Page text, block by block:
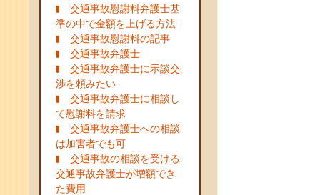
交通事故慰謝料弁護士基
準の中で金額を上げる方法
交通事故慰謝料の記事
交通事故弁護士
交通事故弁護士に示談交
渉を頼みたい
交通事故弁護士に相談し
て慰謝料を請求
交通事故弁護士への相談
は加害者でも可
交通事故の相談を受ける
交通事故弁護士が増額でき
た費用